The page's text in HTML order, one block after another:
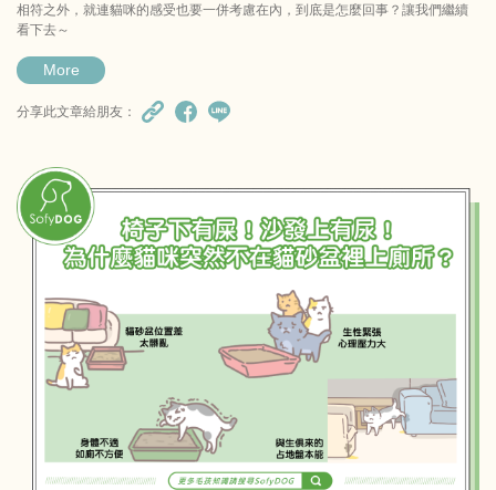
相符之外，就連貓咪的感受也要一併考慮在內，到底是怎麼回事？讓我們繼續
看下去～
More
分享此文章給朋友：